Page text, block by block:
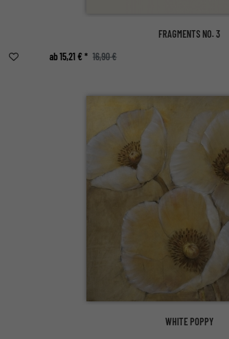
FRAGMENTS NO. 3
ab 15,21 € * 16,90 €
WHITE POPPY